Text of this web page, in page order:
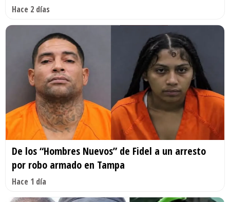
Hace 2 días
De los “Hombres Nuevos” de Fidel a un arresto
por robo armado en Tampa
Hace 1 día